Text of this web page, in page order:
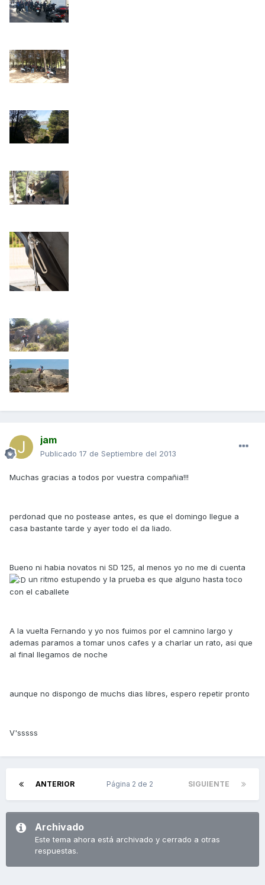
jam
Publicado 17 de Septiembre del 2013
Muchas gracias a todos por vuestra compañia!!!
perdonad que no postease antes, es que el domingo llegue a
casa bastante tarde y ayer todo el da liado.
Bueno ni habia novatos ni SD 125, al menos yo no me di cuenta
un ritmo estupendo y la prueba es que alguno hasta toco
con el caballete
A la vuelta Fernando y yo nos fuimos por el camnino largo y
ademas paramos a tomar unos cafes y a charlar un rato, asi que
al final llegamos de noche
aunque no dispongo de muchs dias libres, espero repetir pronto
V'sssss
ANTERIOR SIGUIENTE
Página 2 de 2
Archivado
Este tema ahora está archivado y cerrado a otras
respuestas.